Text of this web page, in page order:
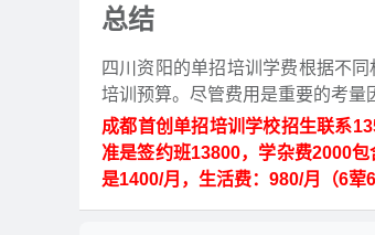
总结
四川资阳的单招培训学费根据不
培训预算。尽管费用是重要的考量
成都首创单招培训学校招生联系
准是签约班13800，学杂费2000
是1400/月，生活费：980/月（6荤